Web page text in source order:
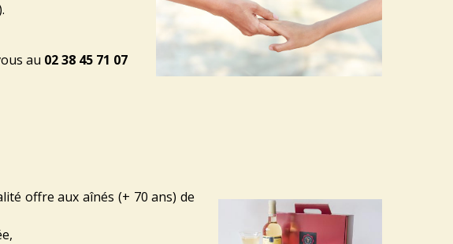
au 02 38 45 71 07
offre aux aînés (+ 70 ans) de